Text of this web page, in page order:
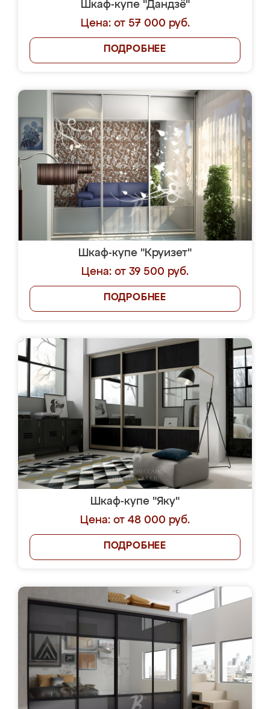
Шкаф-купе "Дандзё"
Цена: от 57 000 руб.
ПОДРОБНЕЕ
Шкаф-купе "Круизет"
Цена: от 39 500 руб.
ПОДРОБНЕЕ
Шкаф-купе "Яку"
Цена: от 48 000 руб.
ПОДРОБНЕЕ